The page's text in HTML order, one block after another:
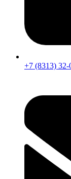
+7 (8313) 32-